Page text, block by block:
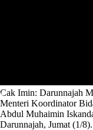
Cak Imin: Darunnajah
Menteri Koordinator
Abdul Muhaimin
Darunnajah, Jumat (1/